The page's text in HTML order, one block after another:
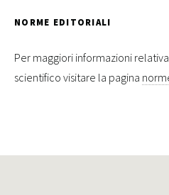
NORME EDITORIALI
Per maggiori informazioni
scientifico visitare la pagina